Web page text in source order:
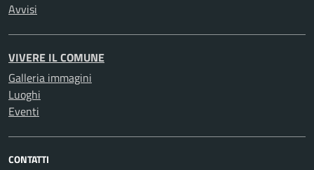
Avvisi
VIVERE IL COMUNE
Galleria immagini
Luoghi
Eventi
CONTATTI